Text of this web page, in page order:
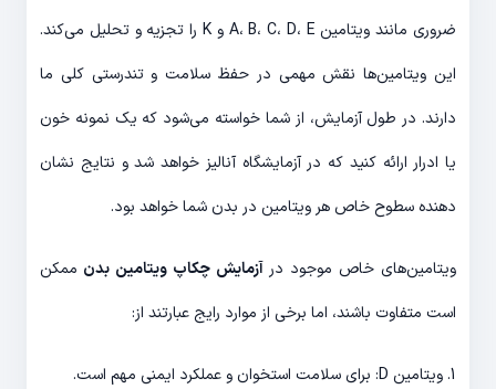
ضروری مانند ویتامین A، B، C، D، E و K را تجزیه و تحلیل می‌کند.
این ویتامین‌ها نقش مهمی در حفظ سلامت و تندرستی کلی ما
دارند. در طول آزمایش، از شما خواسته می‌شود که یک نمونه خون
یا ادرار ارائه کنید که در آزمایشگاه آنالیز خواهد شد و نتایج نشان
دهنده سطوح خاص هر ویتامین در بدن شما خواهد بود.
ویتامین‌های خاص موجود درآزمایش چکاپ ویتامین بدن ممکن
است متفاوت باشند، اما برخی از موارد رایج عبارتند از:
1. ویتامین D: برای سلامت استخوان و عملکرد ایمنی مهم است.